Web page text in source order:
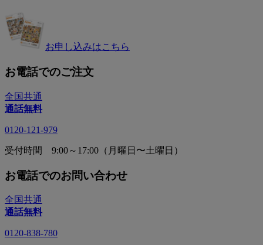
お申し込みはこちら
お電話でのご注文
全国共通
通話無料
0120-121-979
受付時間 9:00～17:00（月曜日〜土曜日）
お電話でのお問い合わせ
全国共通
通話無料
0120-838-780